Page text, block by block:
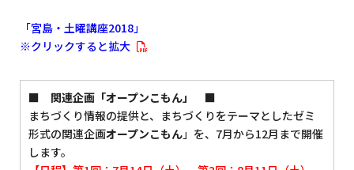
「宮島・土曜講座2018」
※クリックすると拡大
■ 関連企画「オープンこもん」 ■
まちづくり情報の提供と、まちづくりをテーマとしたゼミ
形式の関連企画オープンこもん」を、7月から12月まで開催
します。